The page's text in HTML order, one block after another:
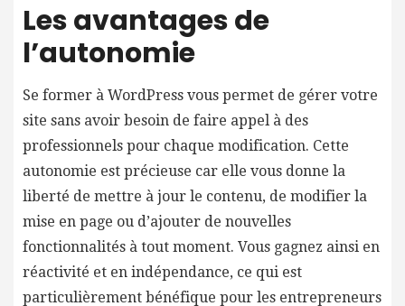
Les avantages de
l’autonomie
Se former à WordPress vous permet de gérer votre
site sans avoir besoin de faire appel à des
professionnels pour chaque modification. Cette
autonomie est précieuse car elle vous donne la
liberté de mettre à jour le contenu, de modifier la
mise en page ou d’ajouter de nouvelles
fonctionnalités à tout moment. Vous gagnez ainsi en
réactivité et en indépendance, ce qui est
particulièrement bénéfique pour les entrepreneurs